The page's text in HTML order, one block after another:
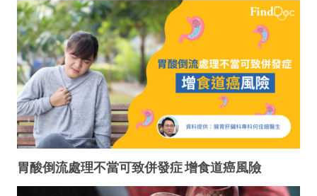
胃酸倒流處理不當可致併發症 增食道癌風險